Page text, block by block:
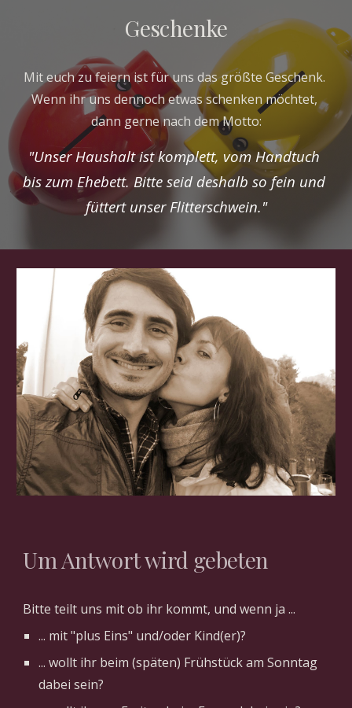
Geschenke
Mit euch zu feiern ist für uns das größte Geschenk.
Wenn ihr uns dennoch etwas schenken möchtet,
dann gerne nach dem Motto:
"Unser Haushalt ist komplett, vom Handtuch
bis zum Ehebett. Bitte seid deshalb so fein und
füttert unser Flitterschwein."
Um Antwort wird gebeten
Bitte teilt uns mit ob ihr kommt, und wenn ja ...
... mit "plus Eins" und/oder Kind(er)?
... wollt ihr beim (späten) Frühstück am Sonntag
dabei sein?